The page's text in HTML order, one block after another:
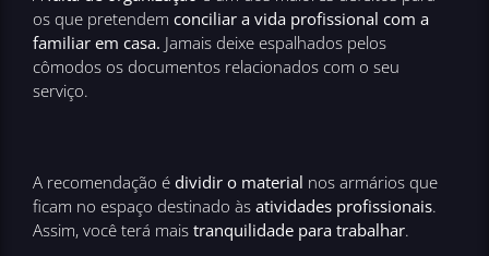
os que pretendem conciliar a vida profissional com a
familiar em casa. Jamais deixe espalhados pelos
cômodos os documentos relacionados com o seu
serviço.
A recomendação é dividir o material nos armários que
ficam no espaço destinado às atividades profissionais.
Assim, você terá mais tranquilidade para trabalhar.